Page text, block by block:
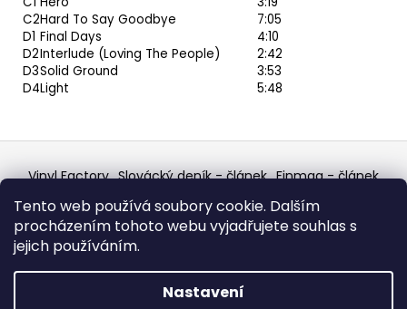
Tento web používá soubory cookie. Dalším
procházením tohoto webu vyjadřujete souhlas s
jejich používáním.
Nastavení
C2Hard To Say Goodbye
7:05
D1 Final Days
4:10
D2Interlude (Loving The People)
2:42
D3Solid Ground
3:53
D4Light 5:48
Z
á Vinyl Factory Slovácký deník - článek Finmag - článek
Discogs Profile Facebook výběr z hroznů
Top prodejce mincí Aukro
Vytvořil Shoptet